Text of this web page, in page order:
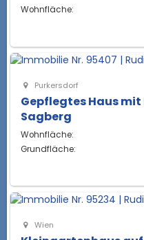
Wohnfläche:
Purkersdorf
Gepflegtes Haus
Sagberg
Wohnfläche:
Grundfläche:
Wien